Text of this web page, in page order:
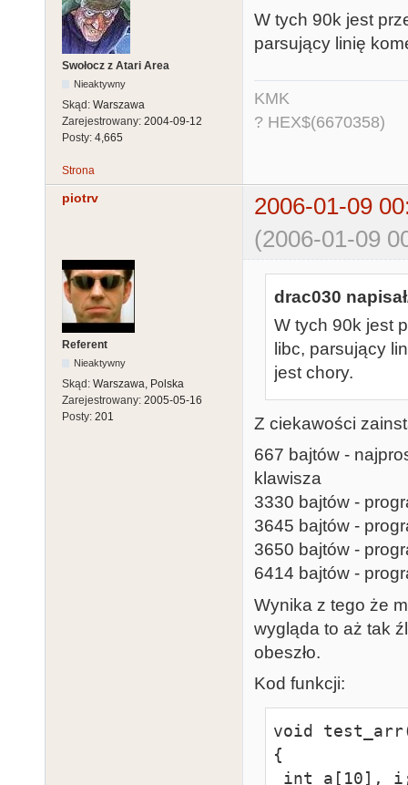
Swołocz z Atari Area
Nieaktywny
Skąd: Warszawa
Zarejestrowany: 2004-09-12
Posty: 4,665
W tych 90k jest
parsujący linię
KMK
? HEX$(6670358)
Strona
piotrv
2006-01-09
(2006-01-09
Referent
Nieaktywny
Skąd: Warszawa, Polska
Zarejestrowany: 2005-05-16
Posty: 201
drac030
W tych 90k jest
libc, parsujący
jest chory.
Z ciekawości
667 bajtów -
klawisza
3330 bajtów -
3645 bajtów -
3650 bajtów -
6414 bajtów -
Wynika z tego że
wygląda to aż tak
obeszło.
Kod funkcji:
void
{